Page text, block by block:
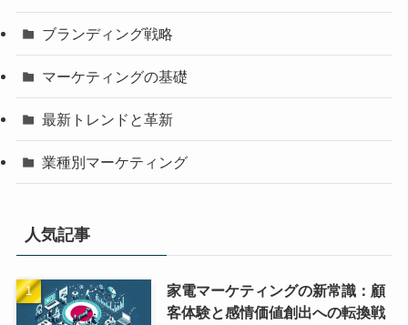
ブランディング戦略
マーケティングの基礎
最新トレンドと革新
業種別マーケティング
人気記事
家電マーケティングの新常識：顧
客体験と感情価値創出への転換戦